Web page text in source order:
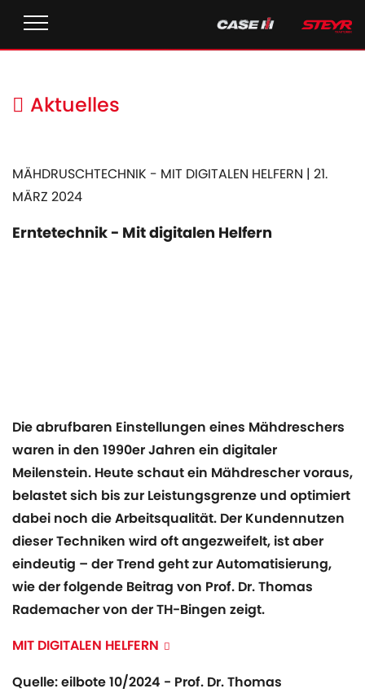
Aktuelles
MÄHDRUSCHTECHNIK - MIT DIGITALEN HELFERN | 21.
MÄRZ 2024
Erntetechnik - Mit digitalen Helfern
Die abrufbaren Einstellungen eines Mähdreschers
waren in den 1990er Jahren ein digitaler
Meilenstein. Heute schaut ein Mähdrescher voraus,
belastet sich bis zur Leistungsgrenze und optimiert
dabei noch die Arbeitsqualität. Der Kundennutzen
dieser Techniken wird oft angezweifelt, ist aber
eindeutig – der Trend geht zur Automatisierung,
wie der folgende Beitrag von Prof. Dr. Thomas
Rademacher von der TH-Bingen zeigt.
MIT DIGITALEN HELFERN
Quelle: eilbote 10/2024 - Prof. Dr. Thomas